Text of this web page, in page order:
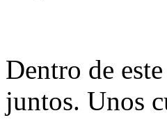
Dentro de
juntos. Unos